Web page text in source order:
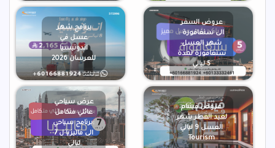
عروض السفر
الى سنغافورة :
شهر العسل
سنغافورة لمدة
5 ليالي
برنامج شهر
عسل في
اندونيسيا
للعرسان 2026
عروض فيتنام
لعيد الفطر شهر
العسل 9 ليالي
Tourism
عرض سياحي
عائلي متكامل
:برنامج سياحي
الى ماليزيا ل 7
ليالي